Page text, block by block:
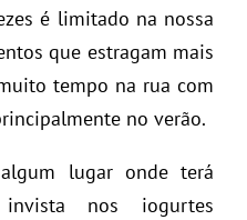
é limitado na nossa
que estragam mais
tempo na rua com
no verão.
lugar onde terá
nos iogurtes